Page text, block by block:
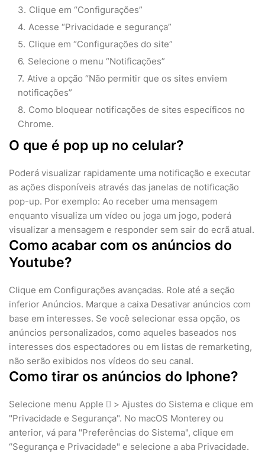
Clique em “Configurações”
Acesse “Privacidade e segurança”
Clique em “Configurações do site”
Selecione o menu “Notificações”
Ative a opção “Não permitir que os sites enviem
notificações”
Como bloquear notificações de sites específicos no
Chrome.
O que é pop up no celular?
Poderá visualizar rapidamente uma notificação e executar
as ações disponíveis através das janelas de notificação
pop-up. Por exemplo: Ao receber uma mensagem
enquanto visualiza um vídeo ou joga um jogo, poderá
visualizar a mensagem e responder sem sair do ecrã atual.
Como acabar com os anúncios do
Youtube?
Clique em Configurações avançadas. Role até a seção
inferior Anúncios. Marque a caixa Desativar anúncios com
base em interesses. Se você selecionar essa opção, os
anúncios personalizados, como aqueles baseados nos
interesses dos espectadores ou em listas de remarketing,
não serão exibidos nos vídeos do seu canal.
Como tirar os anúncios do Iphone?
Selecione menu Apple  > Ajustes do Sistema e clique em
"Privacidade e Segurança". No macOS Monterey ou
anterior, vá para "Preferências do Sistema", clique em
“Segurança e Privacidade" e selecione a aba Privacidade.